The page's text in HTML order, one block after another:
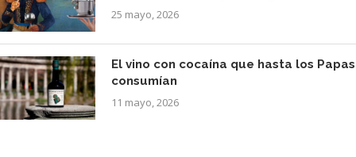
25 mayo, 2026
El vino con cocaína que hasta los Papas
consumían
11 mayo, 2026